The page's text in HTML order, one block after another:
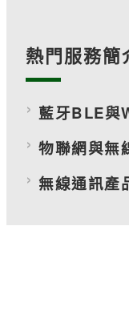
熱門服務簡
藍牙BLE與
物聯網與無
無線通訊產